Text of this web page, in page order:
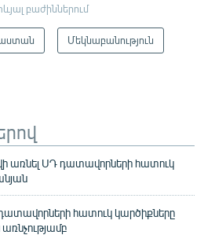
բաժիններում
Մեկնաբանություն
առնել ՍԴ դատավորների հատուկ
հատուկ կարծիքները